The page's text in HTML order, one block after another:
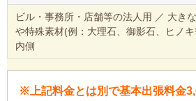
ビル・事務所・店舗等の法人用 ／ 大き
や特殊素材(例：大理石、御影石、ヒノ
内側
※上記料金とは別で基本出張料金